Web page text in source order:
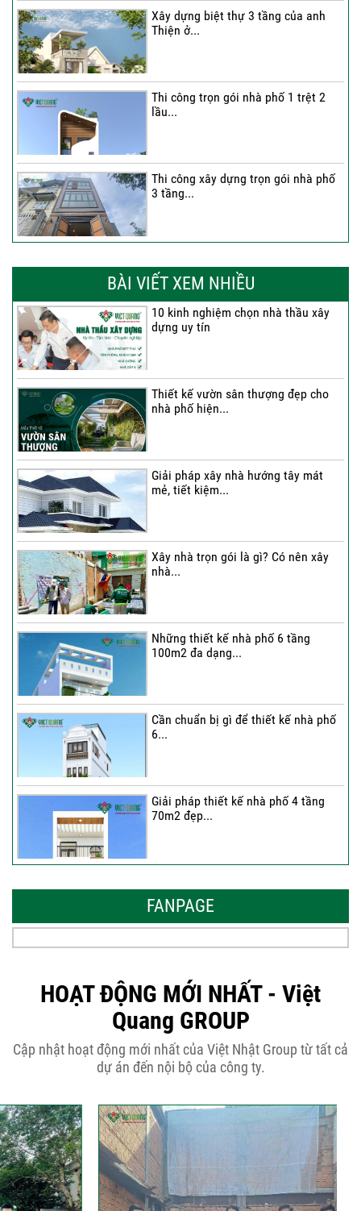
Xây dựng biệt thự 3 tầng của anh
Thiện ở...
Thi công trọn gói nhà phố 1 trệt 2
lầu...
Thi công xây dựng trọn gói nhà phố
3 tầng...
Anh...
BÀI VIẾT XEM NHIỀU
10 kinh nghiệm chọn nhà thầu xây
dựng uy tín
Thiết kế vườn sân thượng đẹp cho
nhà phố hiện...
Giải pháp xây nhà hướng tây mát
mẻ, tiết kiệm...
Xây nhà trọn gói là gì? Có nên xây
nhà...
Những thiết kế nhà phố 6 tầng
100m2 đa dạng...
Cần chuẩn bị gì để thiết kế nhà phố
6...
Giải pháp thiết kế nhà phố 4 tầng
70m2 đẹp...
đẹp, sang...
50m2...
Những điều cần biết khi thiết kế nhà
phố 5...
Cập nhật xu thế thiết kế nhà phố 5
tầng...
FANPAGE
HOẠT ĐỘNG MỚI NHẤT - Việt
Quang GROUP
Cập nhật hoạt động mới nhất của Việt Nhật Group từ tất cả
dự án đến nội bộ của công ty.